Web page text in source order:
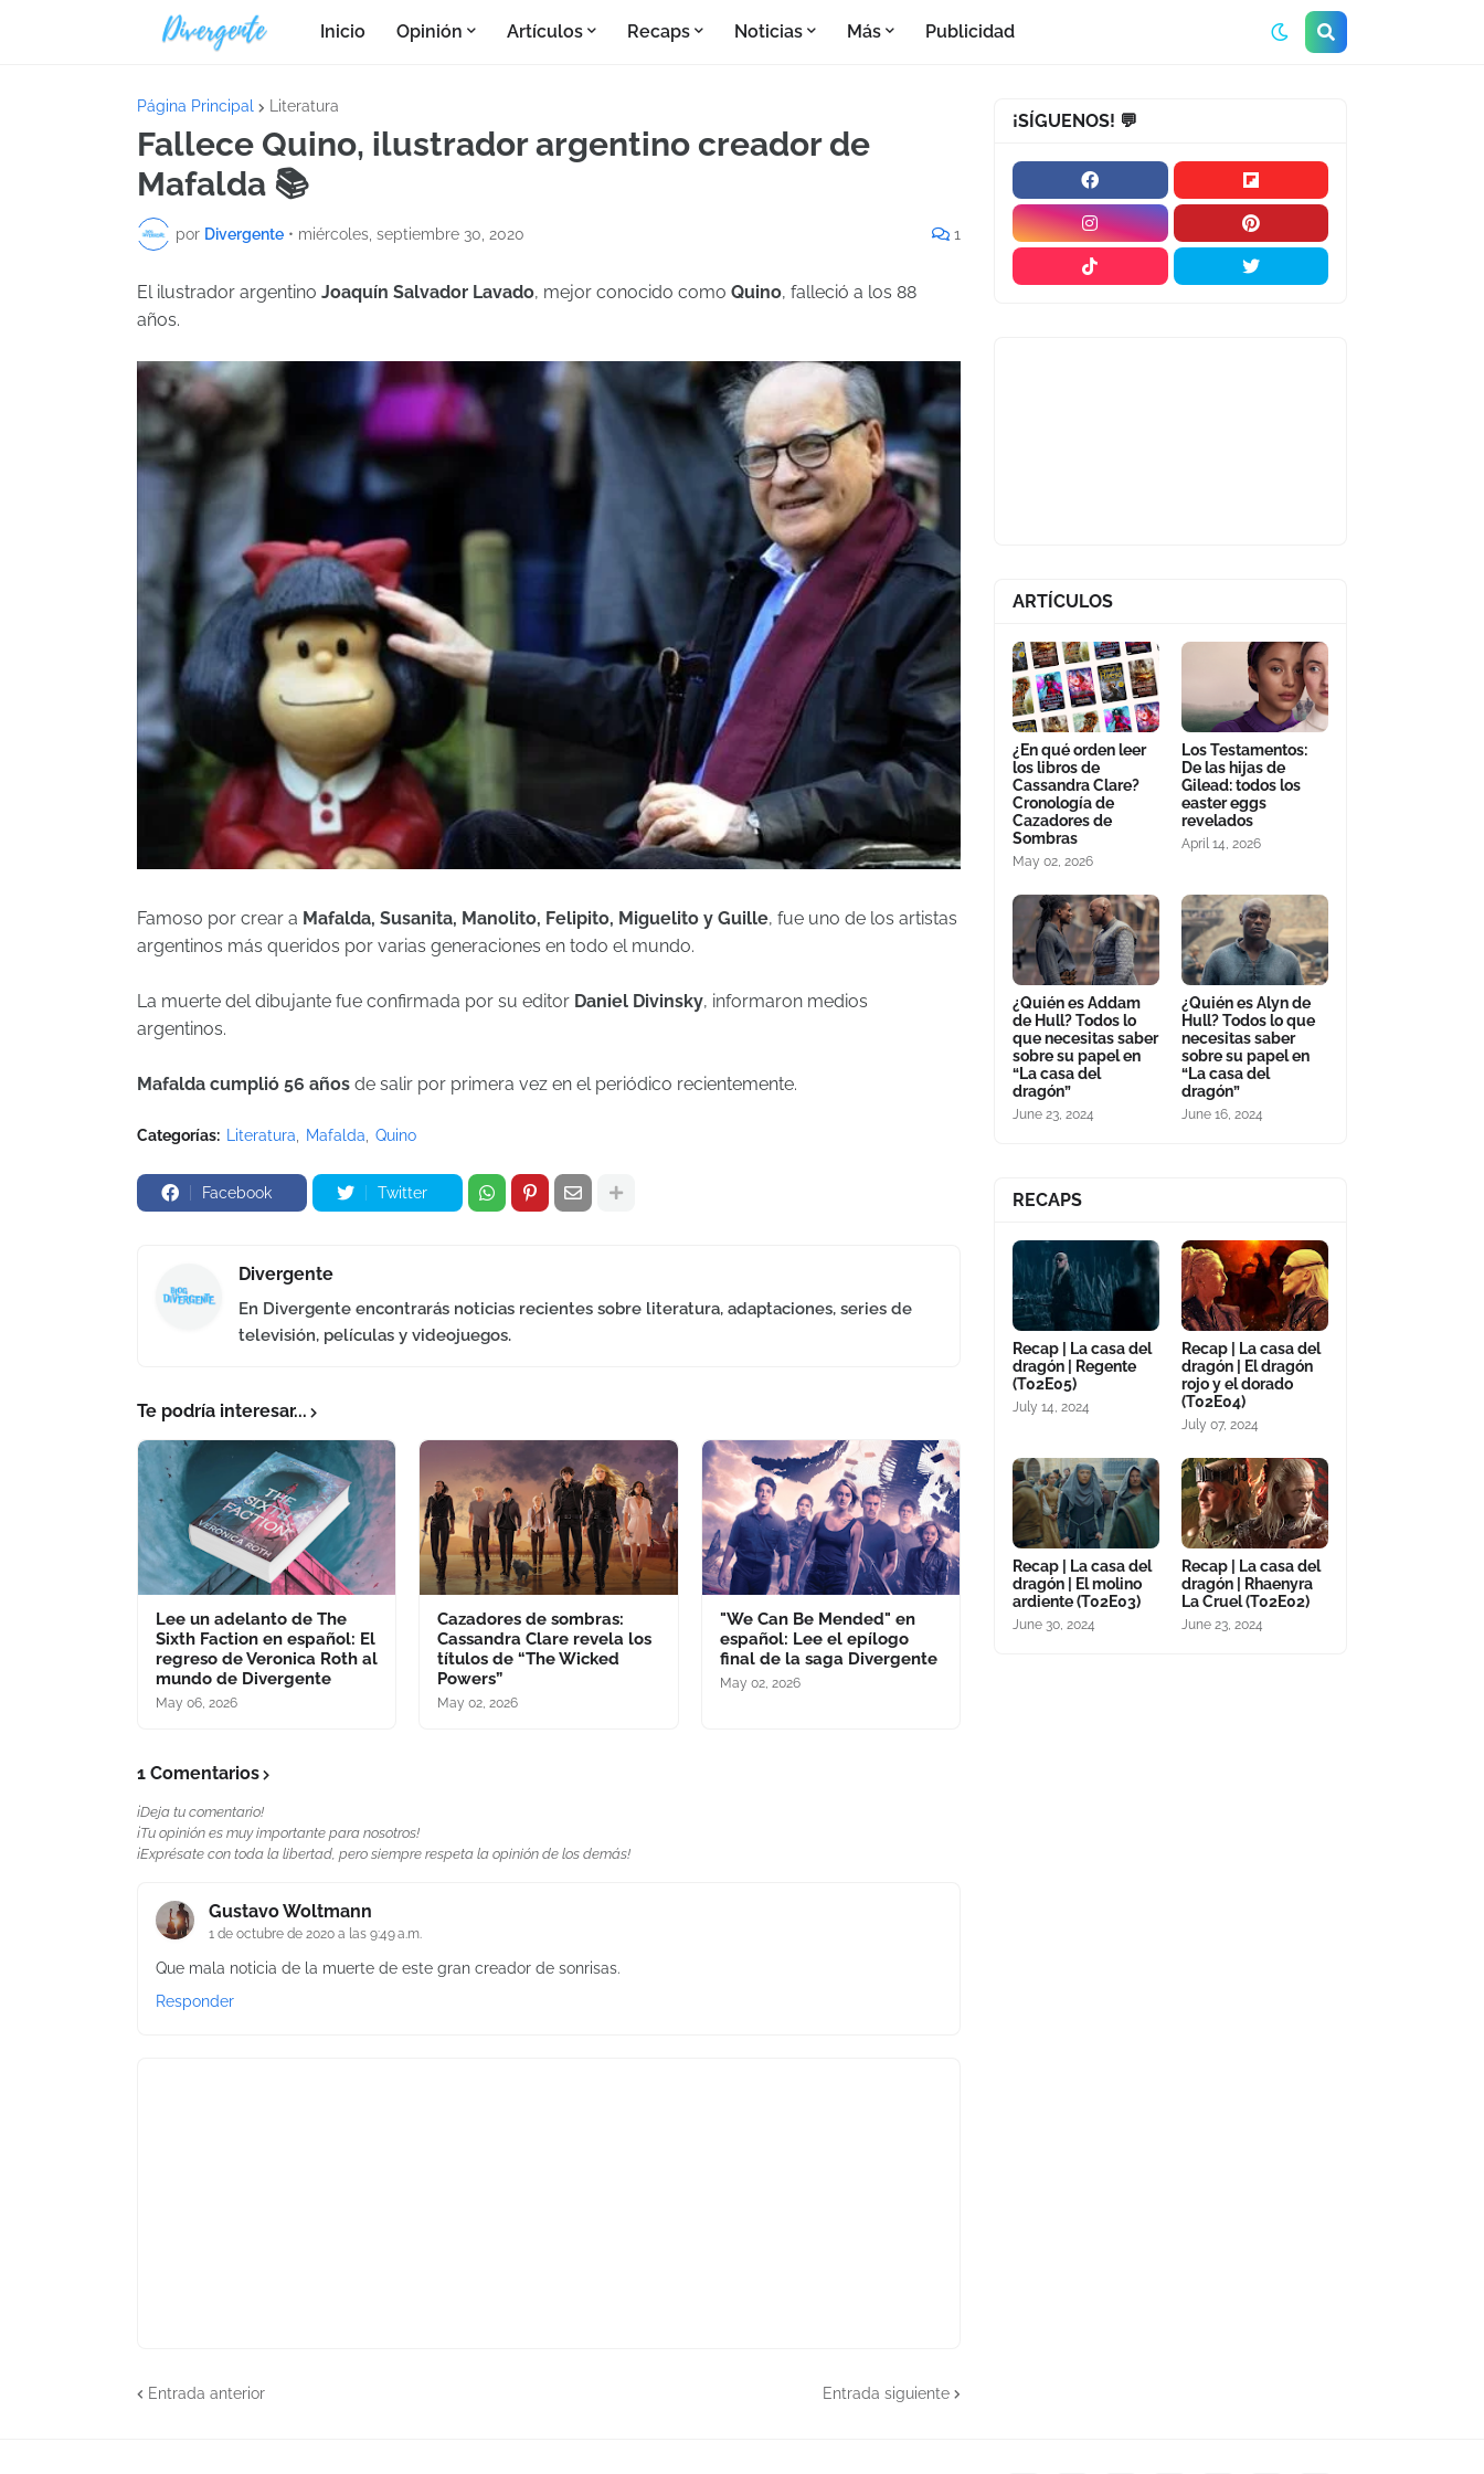
Inicio Opinión Artículos Recaps Noticias Más Publicidad
Página Principal Literatura
Fallece Quino, ilustrador argentino creador de
Mafalda 📚
por Divergente • miércoles, septiembre 30, 2020 1
El ilustrador argentino Joaquín Salvador Lavado, mejor conocido como Quino, falleció a los 88
años.
Famoso por crear a Mafalda, Susanita, Manolito, Felipito, Miguelito y Guille, fue uno de los artistas
argentinos más queridos por varias generaciones en todo el mundo.
La muerte del dibujante fue confirmada por su editor Daniel Divinsky, informaron medios
argentinos.
Mafalda cumplió 56 años de salir por primera vez en el periódico recientemente.
Categorías: Literatura Mafalda Quino
Facebook Twitter
Divergente
En Divergente encontrarás noticias recientes sobre literatura, adaptaciones, series de
televisión, películas y videojuegos.
Te podría interesar...
Lee un adelanto de The
Sixth Faction en español: El
regreso de Veronica Roth al
mundo de Divergente
May 06, 2026
Cazadores de sombras:
Cassandra Clare revela los
títulos de “The Wicked
Powers”
May 02, 2026
"We Can Be Mended" en
español: Lee el epílogo
final de la saga Divergente
May 02, 2026
1 Comentarios
¡Deja tu comentario!
¡Tu opinión es muy importante para nosotros!
¡Exprésate con toda la libertad, pero siempre respeta la opinión de los demás!
Gustavo Woltmann
1 de octubre de 2020 a las 9:49 a.m.
Que mala noticia de la muerte de este gran creador de sonrisas.
Responder
Entrada anterior Entrada siguiente
¡SÍGUENOS! 💬
ARTÍCULOS
¿En qué orden leer
los libros de
Cassandra Clare?
Cronología de
Cazadores de
Sombras
May 02, 2026
Los Testamentos:
De las hijas de
Gilead: todos los
easter eggs
revelados
April 14, 2026
¿Quién es Addam
de Hull? Todos lo
que necesitas saber
sobre su papel en
“La casa del
dragón”
June 23, 2024
¿Quién es Alyn de
Hull? Todos lo que
necesitas saber
sobre su papel en
“La casa del
dragón”
June 16, 2024
RECAPS
Recap | La casa del
dragón | Regente
(T02E05)
July 14, 2024
Recap | La casa del
dragón | El dragón
rojo y el dorado
(T02E04)
July 07, 2024
Recap | La casa del
dragón | El molino
ardiente (T02E03)
June 30, 2024
Recap | La casa del
dragón | Rhaenyra
La Cruel (T02E02)
June 23, 2024